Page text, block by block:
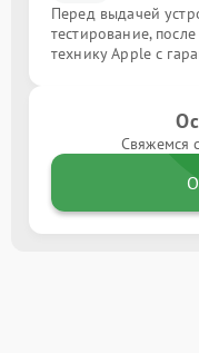
Перед выдачей
тестирование,
технику Apple с
Свяжемся